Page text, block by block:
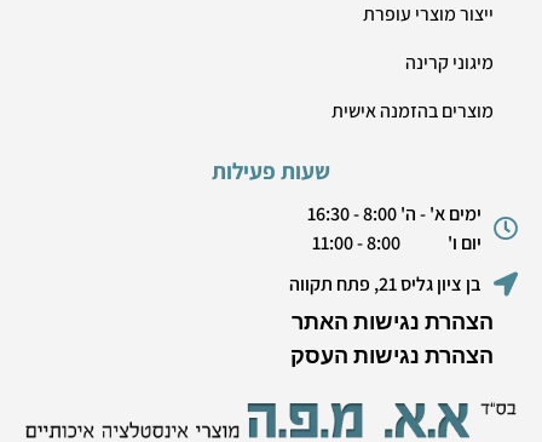
ייצור מוצרי עופרת
מיגוני קרינה
מוצרים בהזמנה אישית
שעות פעילות
ימים א' - ה' 8:00 - 16:30
יום ו' 8:00 - 11:00
בן ציון גליס 21, פתח תקווה
הצהרת נגישות האתר
הצהרת נגישות העסק